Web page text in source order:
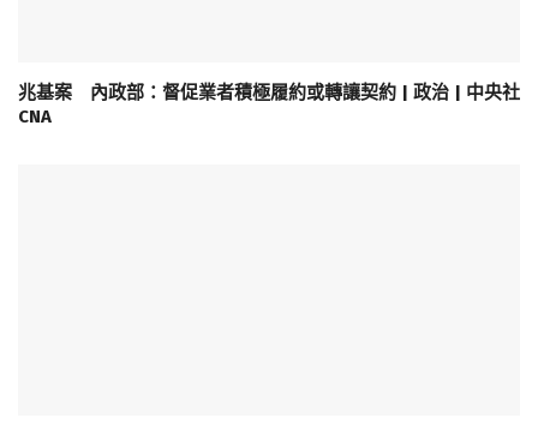
兆基案 內政部：督促業者積極履約或轉讓契約 | 政治 | 中央社
CNA